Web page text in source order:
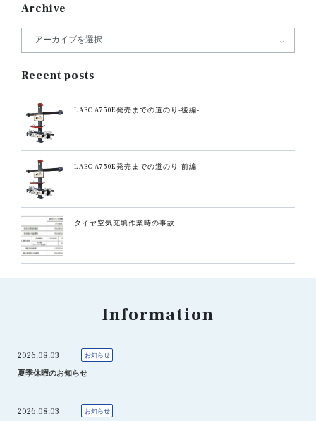
Archive
Recent posts
LABO A750E発売までの道のり-後編-
LABO A750E発売までの道のり-前編-
タイヤ空気充填作業時の事故
Information
2026.08.03 お知らせ
夏季休暇のお知らせ
2026.08.03 お知らせ